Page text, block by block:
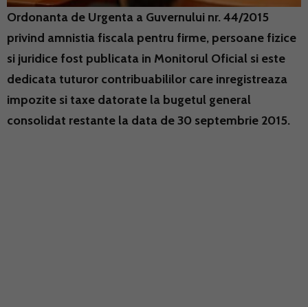
Ordonanta de Urgenta a Guvernului nr. 44/2015
privind amnistia fiscala pentru firme, persoane fizice
si juridice fost publicata in Monitorul Oficial si este
dedicata tuturor contribuabililor care inregistreaza
impozite si taxe datorate la bugetul general
consolidat restante la data de 30 septembrie 2015.